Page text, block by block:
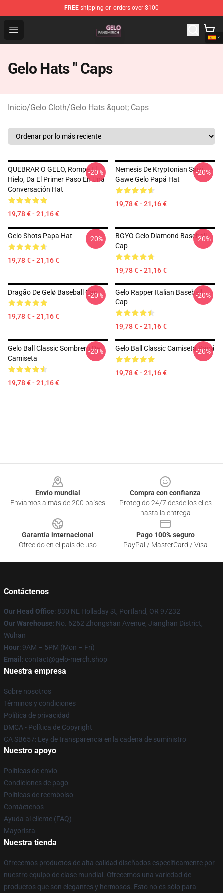
FREE shipping on orders over $100
Open menu
Gelo Shop - Official Gelo Merchandise Store
Gelo Hats " Caps
Inicio/Gelo Cloth/Gelo Hats &quot; Caps
QUEBRAR O GELO, Rompe El
Hielo, Da El Primer Paso En Una
Conversación Hat
19,78 € - 21,16 €
-20%
Nemesis De Kryptonian Saiki
Gawe Gelo Papá Hat
19,78 € - 21,16 €
-20%
Gelo Shots Papa Hat
19,78 € - 21,16 €
-20%
BGYO Gelo Diamond Baseball
Cap
19,78 € - 21,16 €
-20%
Dragão De Gelø Baseball Cap
19,78 € - 21,16 €
-20%
Gelo Rapper Italian Baseball
Cap
19,78 € - 21,16 €
-20%
Gelo Ball Classic Sombrero De
Camiseta
19,78 € - 21,16 €
-20% Gelo Ball Classic Camiseta Papá
19,78 € - 21,16 €
-20%
Envío mundial
Enviamos a más de 200 países
Compra con confianza
Protegido 24/7 desde los clics
hasta la entrega
Garantía internacional
Ofrecido en el país de uso
Pago 100% seguro
PayPal / MasterCard / Visa
Contáctenos
Our Head Office: 830 NE Holladay St, Portland, OR 97232
Our Warehouse: No. 6262 Zhongshan Avenue, Jianghan District,
Wuhan
Hour: 9AM – 5PM (Mon – Fri)
Email : contact@gelo-merch.shop
Nuestra empresa
Sobre nosotros
Términos y condiciones
Política de privacidad
DMCA - Política de Copyright
CA SB657: Ley de transparencia en la cadena de suministro
Nuestro apoyo
Políticas de envío
Condiciones de pago
Políticas de reembolso
Contáctenos
Ayuda al cliente (FAQ)
Mayorista
Nuestra tienda
Ofrecemos productos de alta calidad diseñados específicamente por
nuestro equipo de clase mundial. Ofrecemos una variedad de
productos que son elegantes y hermosos. Esto no es sólo para